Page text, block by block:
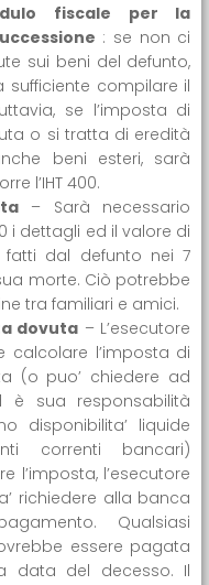
fiscale per la
: se non ci
sui beni del defunto,
sufficiente compilare il
se l’imposta di
o si tratta di eredità
beni esteri, sarà
l’IHT 400.
– Sarà necessario
i dettagli ed il valore di
dal defunto nei 7
morte. Ciò potrebbe
tra familiari e amici.
dovuta – L’esecutore
calcolare l’imposta di
(o puo’ chiedere ad
è sua responsabilità
disponibilita’ liquide
correnti bancari)
l’imposta, l’esecutore
richiedere alla banca
Qualsiasi
essere pagata
data del decesso. Il